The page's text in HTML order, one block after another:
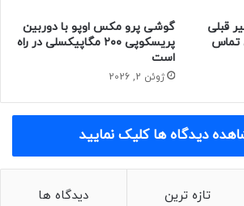
جدید هواوی، به حسگر اثر انگشتقبلی
تماس
گوشی پرو مکس اوپو با دوربین
پریسکوپی ۲۰۰ مگاپیکسلی در راه
است
ژوئن 2, 2026
دیدگاه ها کلیک نمایید
تازه ترین دیدگاه ها